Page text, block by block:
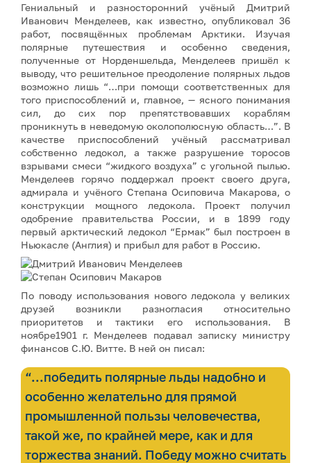
Гениальный и разносторонний учёный Дмитрий
Иванович Менделеев, как известно, опубликовал 36
работ, посвящённых проблемам Арктики. Изучая
полярные путешествия и особенно сведения,
полученные от Норденшельда, Менделеев пришёл к
выводу, что решительное преодоление полярных льдов
возможно лишь “…при помощи соответственных для
того приспособлений и, главное, — ясного понимания
сил, до сих пор препятствовавших кораблям
проникнуть в неведомую околополюсную область…”. В
качестве приспособлений учёный рассматривал
собственно ледокол, а также разрушение торосов
взрывами смеси “жидкого воздуха” с угольной пылью.
Менделеев горячо поддержал проект своего друга,
адмирала и учёного Степана Осиповича Макарова, о
конструкции мощного ледокола. Проект получил
одобрение правительства России, и в 1899 году
первый арктический ледокол “Ермак” был построен в
Ньюкасле (Англия) и прибыл для работ в Россию.
По поводу использования нового ледокола у великих
друзей возникли разногласия относительно
приоритетов и тактики его использования. В
ноябре1901 г. Менделеев подавал записку министру
финансов С.Ю. Витте. В ней он писал:
“...победить полярные льды надобно и
особенно желательно для прямой
промышленной пользы человечества,
такой же, по крайней мере, как и для
торжества знаний. Победу можно считать